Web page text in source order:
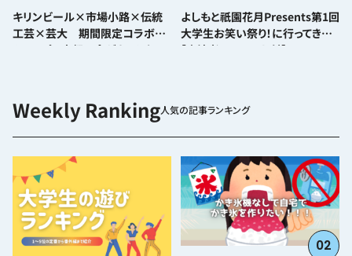
キリンビール×市場小路×伝統
工芸×芸大 期間限定コラボ
ショップで京都の食がもっとおい
よしもと祇園花月presents第1回
大学生お笑い祭り！に行ってきた
【出演者のコメント付】
人気の記事ランキング
02